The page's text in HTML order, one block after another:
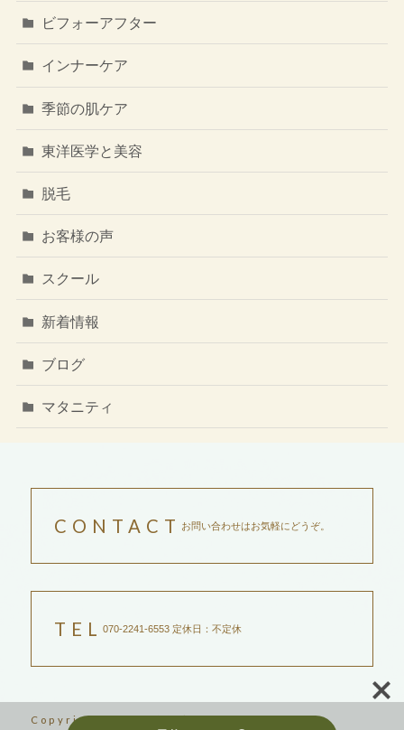
ビフォーアフター
インナーケア
季節の肌ケア
東洋医学と美容
脱毛
お客様の声
スクール
新着情報
ブログ
マタニティ
CONTACT お問い合わせはお気軽にどうぞ。
TEL 070-2241-6553 定休日：不定休
Copyright ©2023吉祥寺サントリナ